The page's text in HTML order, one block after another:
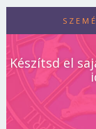
Készítsd el